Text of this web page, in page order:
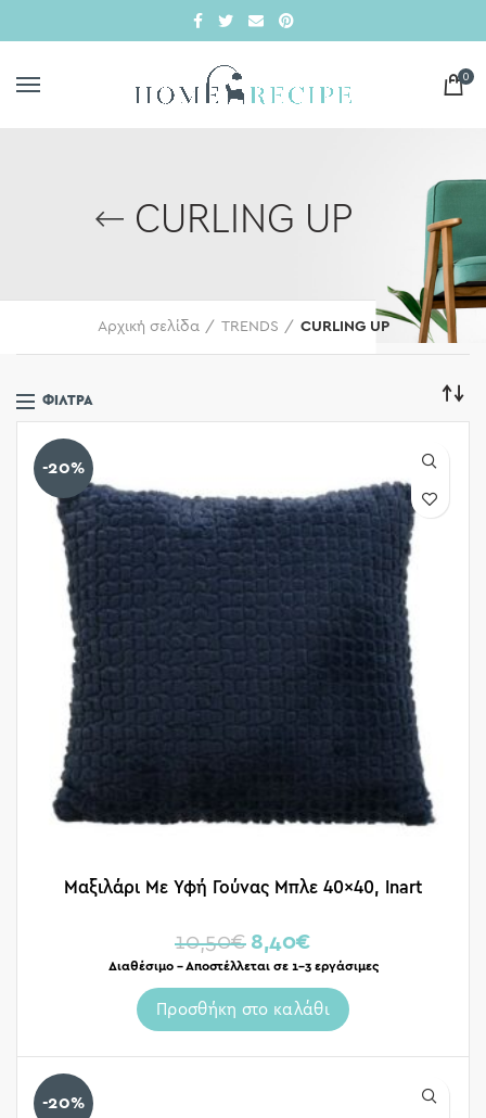
0
CURLING UP
Αρχική σελίδα TRENDS CURLING UP
ΦΊΛΤΡΑ
-20%
Μαξιλάρι Με Υφή Γούνας Μπλε 40×40, Inart
10,50€ 8,40€
Διαθέσιμο – Αποστέλλεται σε 1-3 εργάσιμες
Προσθήκη στο καλάθι
-20%